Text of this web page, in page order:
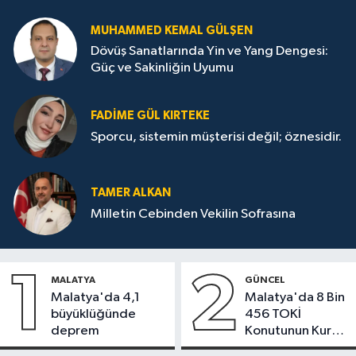
MUHAMMED KEMAL GÜLŞEN
Dövüş Sanatlarında Yin ve Yang Dengesi:
Güç ve Sakinliğin Uyumu
FADIME GÜL KIRTEKE
Sporcu, sistemin müşterisi değil; öznesidir.
TAMER ALKAN
Milletin Cebinden Vekilin Sofrasına
1 MALATYA
Malatya'da 4,1
büyüklüğünde
deprem
2 GÜNCEL
Malatya'da 8 Bin
456 TOKİ
Konutunun Kurası
Bugün Çekiliyor